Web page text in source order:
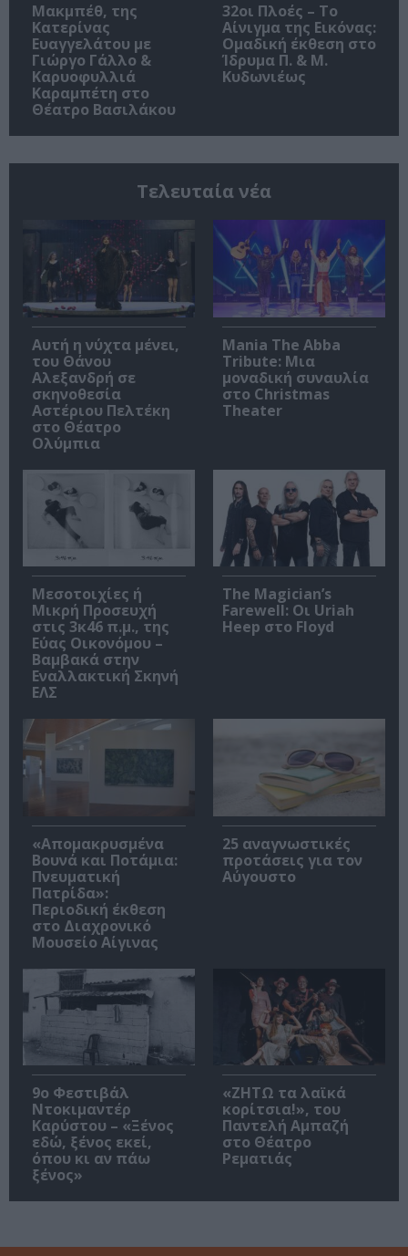
Μακμπέθ, της
Κατερίνας
Ευαγγελάτου με
Γιώργο Γάλλο &
Καρυοφυλλιά
Καραμπέτη στο
Θέατρο Βασιλάκου
32οι Πλοές – Το
Αίνιγμα της Εικόνας:
Ομαδική έκθεση στο
Ίδρυμα Π. & Μ.
Κυδωνιέως
Τελευταία νέα
Αυτή η νύχτα μένει,
του Θάνου
Αλεξανδρή σε
σκηνοθεσία
Αστέριου Πελτέκη
στο Θέατρο
Ολύμπια
Mania The Abba
Tribute: Μια
μοναδική συναυλία
στο Christmas
Theater
Μεσοτοιχίες ή
Μικρή Προσευχή
στις 3κ46 π.μ., της
Εύας Οικονόμου –
Βαμβακά στην
Εναλλακτική Σκηνή
ΕΛΣ
The Magician’s
Farewell: Οι Uriah
Heep στο Floyd
«Απομακρυσμένα
Βουνά και Ποτάμια:
Πνευματική
Πατρίδα»:
Περιοδική έκθεση
στο Διαχρονικό
Μουσείο Αίγινας
25 αναγνωστικές
προτάσεις για τον
Αύγουστο
9ο Φεστιβάλ
Ντοκιμαντέρ
Καρύστου – «Ξένος
εδώ, ξένος εκεί,
όπου κι αν πάω
ξένος»
«ΖΗΤΩ τα λαϊκά
κορίτσια!», του
Παντελή Αμπαζή
στο Θέατρο
Ρεματιάς